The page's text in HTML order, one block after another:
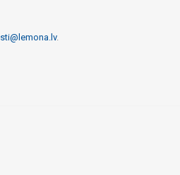
.